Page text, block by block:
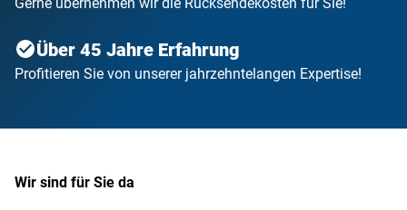
Über 45 Jahre Erfahrung
Profitieren Sie von unserer jahrzehntelangen Expertise!
Wir sind für Sie da